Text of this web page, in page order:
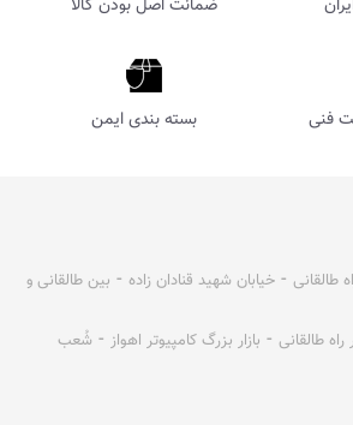
ضمانت اصل بودن کالا
فنی بسته بندی ایمن
طالقانی ⁃ خیابان شهید قنادان زاده ⁃ بین طالقانی و
راه طالقانی ⁃ بازار بزرگ کامپیوتر اهواز ⁃ شُعب